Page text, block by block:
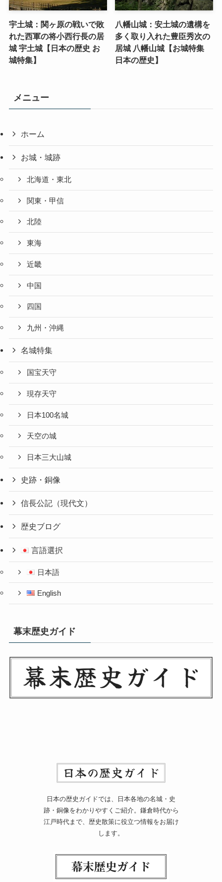
宇土城：関ヶ原の戦いで敗
れた西軍の将小西行長の居
城 宇土城【日本の歴史 お
城特集】
八幡山城：安土城の遺構を
多く取り入れた豊臣秀次の
居城 八幡山城【お城特集
日本の歴史】
メニュー
ホーム
お城・城跡
北海道・東北
関東・甲信
北陸
東海
近畿
中国
四国
九州・沖縄
名城特集
国宝天守
現存天守
日本100名城
天空の城
日本三大山城
史跡・銅像
信長公記（現代文）
歴史ブログ
言語選択
日本語
English
幕末歴史ガイド
日本の歴史ガイドでは、日本各地の名城・史
跡・銅像をわかりやすくご紹介。鎌倉時代から
江戸時代まで、歴史散策に役立つ情報をお届け
します。